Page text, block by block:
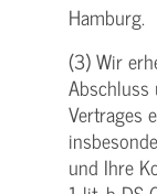
Hamburg.
(3) Wir
Vertrages
und Ihre